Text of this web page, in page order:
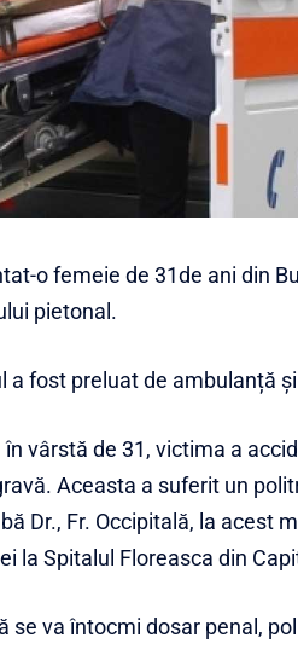
o femeie de 31de ani din
pietonal.
a fost preluat de ambulanță
în vârstă de 31, victima a
Aceasta a suferit un
Dr., Fr. Occipitală, la acest
la Spitalul Floreasca din
se va întocmi dosar penal,